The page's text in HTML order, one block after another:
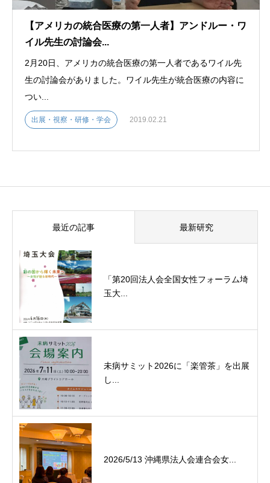
【アメリカの統合医療の第一人者】アンドルー・ワ
イル先生の討論会...
2月20日、アメリカの統合医療の第一人者であるワイル先
生の討論会がありました。ワイル先生が統合医療の内容に
つい...
出展・視察・研修・学会 2019.02.21
最近の記事 最新研究
「第20回法人会全国女性フォーラム埼
玉大...
未病サミット2026に「楽管茶」を出展
し...
2026/5/13 沖縄県法人会連合会女...